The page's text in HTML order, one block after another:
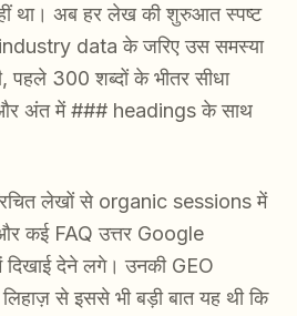
था। अब हर लेख की शुरुआत स्पष्ट
industry data के जरिए उस समस्या
पहले 300 शब्दों के भीतर सीधा
और अंत में ### headings के साथ
लेखों से organic sessions में
कई FAQ उत्तर Google
देने लगे। उनकी GEO
से इससे भी बड़ी बात यह थी कि